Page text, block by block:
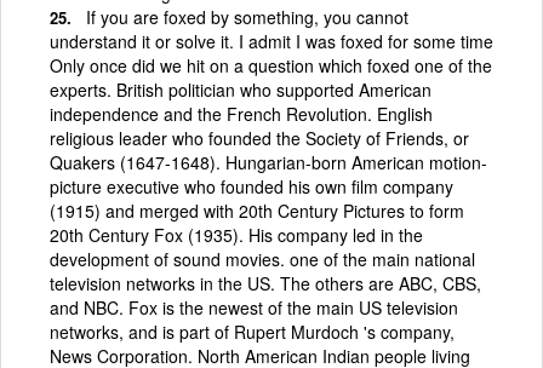
If you are foxed by something, you cannot
understand it or solve it. I admit I was foxed for some time
Only once did we hit on a question which foxed one of the
experts. British politician who supported American
independence and the French Revolution. English
religious leader who founded the Society of Friends, or
Quakers (1647-1648). Hungarian-born American motion-
picture executive who founded his own film company
(1915) and merged with 20th Century Pictures to form
20th Century Fox (1935). His company led in the
development of sound movies. one of the main national
television networks in the US. The others are ABC, CBS,
and NBC. Fox is the newest of the main US television
networks, and is part of Rupert Murdoch 's company,
News Corporation. North American Indian people living